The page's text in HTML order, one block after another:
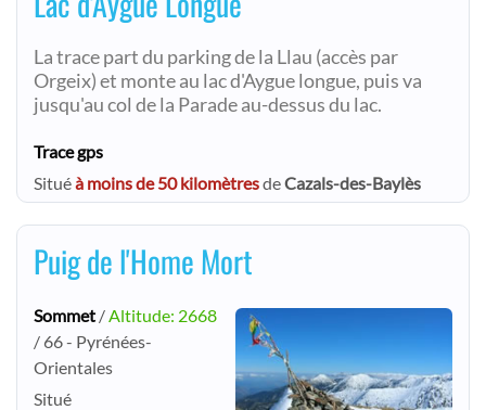
La trace part du parking de la Llau (accès par
Orgeix) et monte au lac d'Aygue longue, puis va
jusqu'au col de la Parade au-dessus du lac.
Trace gps
Situéà moins de 50 kilomètresdeCazals-des-Baylès
Puig de l'Home Mort
Sommet / Altitude: 2668
/ 66 - Pyrénées-
Orientales
Situé